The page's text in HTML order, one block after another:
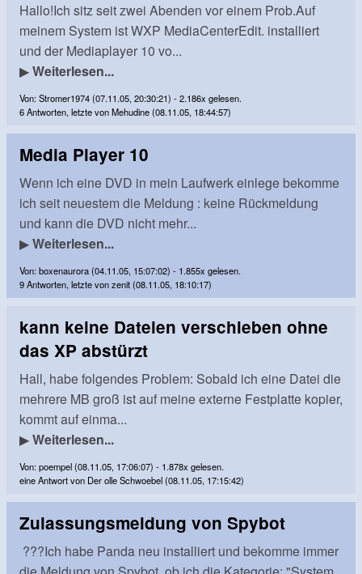
Hallo!Ich sitz seit zwei Abenden vor einem Prob.Auf
meinem System ist WXP MediaCenterEdit. installiert
und der Mediaplayer 10 vo...
▶Weiterlesen...
Von: Stromer1974 (07.11.05, 20:30:21) - 2.186x gelesen.
6 Antworten, letzte von Mehudine (08.11.05, 18:44:57)
Media Player 10
Wenn ich eine DVD in mein Laufwerk einlege bekomme
ich seit neuestem die Meldung : keine Rückmeldung
und kann die DVD nicht mehr...
▶Weiterlesen...
Von: boxenaurora (04.11.05, 15:07:02) - 1.855x gelesen.
9 Antworten, letzte von zenit (08.11.05, 18:10:17)
kann keine Dateien verschieben ohne
das XP abstürzt
Hall, habe folgendes Problem: Sobald ich eine Datei die
mehrere MB groß ist auf meine externe Festplatte kopier,
kommt auf einma...
▶Weiterlesen...
Von: poempel (08.11.05, 17:06:07) - 1.878x gelesen.
eine Antwort von Der olle Schwoebel (08.11.05, 17:15:42)
Zulassungsmeldung von Spybot
???Ich habe Panda neu installiert und bekomme immer